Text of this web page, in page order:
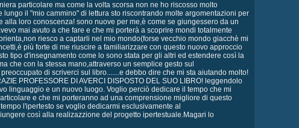
particolare ma come la volta scorsa non ne ho riscosso molto
il "mio cammino" di lettura sto riscontrando molte argomentazioni per
loro conoscenza! sono nuove per me,è come se giungessero da un
mai avuto a che fare e che mi porterà a scoprire mondi totalmente
riesco a captarli nel mio mondo(forse vecchio mondo giacchè mi
più forte di me riuscire a familiarizzare con questo nuovo approccio
tipo d'insegnamento come lo sono stata per gli altri ed estendere così la
che con la stessa mano,attraverso un semplice gesto sul
di scriverci sul libro.......e debbo dire che mi sta aiutando molto!
PROFESSORE DI AVERCI DISPOSTO DEL SUO LIBRO! leggendolo
linguaggio e un nuovo luogo. Voglio perciò dedicare il tempo che mi
e che mi porteranno ad una comprensione migliore di questo
l'ipertesto se voglio dedicarmi esclusivamente al
così alla realizazzione del progetto ipertestuale.Magari lo